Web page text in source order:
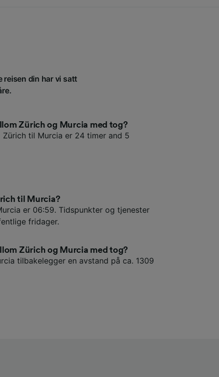
reisen din har vi satt
Zürich og Murcia med tog?
til Murcia er 24 timer and 5
til Murcia?
er 06:59. Tidspunkter og tjenester
fridager.
Zürich og Murcia med tog?
tilbakelegger en avstand på ca. 1309